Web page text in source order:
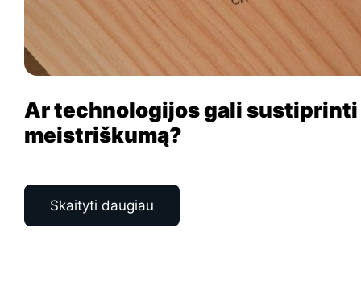
Ar technologijos gali sustiprinti
meistriškumą?
Skaityti daugiau